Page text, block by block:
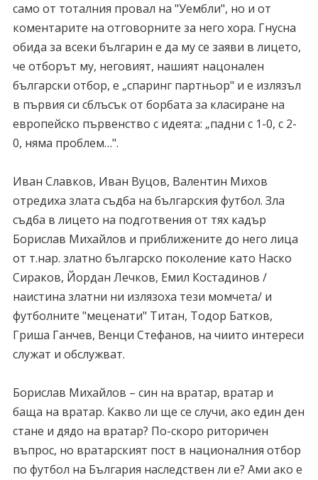
само от тоталния провал на "Уембли", но и от
коментарите на отговорните за него хора. Гнусна
обида за всеки българин е да му се заяви в лицето,
че отборът му, неговият, нашият нацонален
български отбор, е „спаринг партньор" и е излязъл
в първия си сблъсък от борбата за класиране на
европейско първенство с идеята: „падни с 1-0, с 2-
0, няма проблем…".
Иван Славков, Иван Вуцов, Валентин Михов
отредиха злата съдба на българския футбол. Зла
съдба в лицето на подготвения от тях кадър
Борислав Михайлов и приближените до него лица
от т.нар. златно българско поколение като Наско
Сираков, Йордан Лечков, Емил Костадинов /
наистина златни ни излязоха тези момчета/ и
футболните "меценати" Титан, Тодор Батков,
Гриша Ганчев, Венци Стефанов, на чиито интереси
служат и обслужват.
Борислав Михайлов – син на вратар, вратар и
баща на вратар. Какво ли ще се случи, ако един ден
стане и дядо на вратар? По-скоро риторичен
въпрос, но вратарският пост в националния отбор
по футбол на България наследствен ли е? Ами ако е